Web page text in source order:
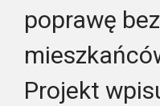
poprawę
Projekt